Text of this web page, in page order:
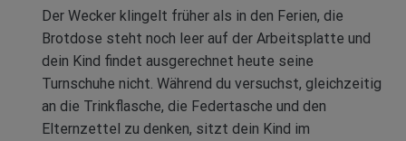
Der Wecker klingelt früher als in den Ferien, die
Brotdose steht noch leer auf der Arbeitsplatte und
dein Kind findet ausgerechnet heute seine
Turnschuhe nicht. Während du versuchst, gleichzeitig
an die Trinkflasche, die Federtasche und den
Elternzettel zu denken, sitzt dein Kind im